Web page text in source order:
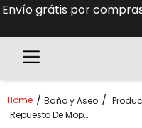
Envío grátis por
Baño y Aseo
Repuesto De Mopa Para Trapero